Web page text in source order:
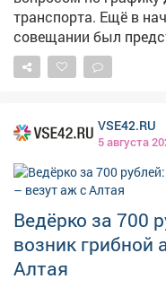
транспорта. Ещё в
совещании был
АТП о работе
пожелания жителей,
благоустройства
домов, личные
Попасть на прием
каждые первую и
Строителей 18,
Предварительная
VSE42.RU
5 августа
Ведёрко за 700
возник
Алтая